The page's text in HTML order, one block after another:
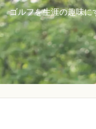
ゴルフを生涯の趣味に